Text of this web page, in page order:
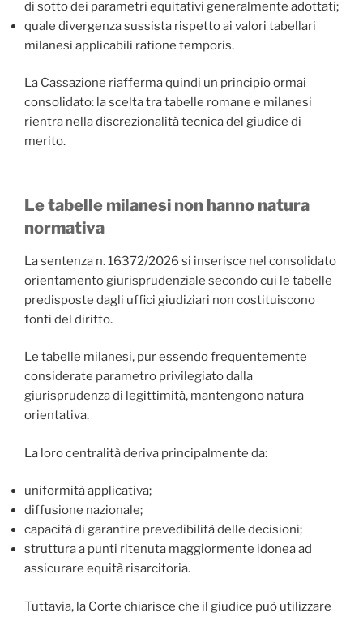
di sotto dei parametri equitativi generalmente adottati;
quale divergenza sussista rispetto ai valori tabellari
milanesi applicabili ratione temporis.
La Cassazione riafferma quindi un principio ormai
consolidato: la scelta tra tabelle romane e milanesi
rientra nella discrezionalità tecnica del giudice di
merito.
Le tabelle milanesi non hanno natura
normativa
La sentenza n. 16372/2026 si inserisce nel consolidato
orientamento giurisprudenziale secondo cui le tabelle
predisposte dagli uffici giudiziari non costituiscono
fonti del diritto.
Le tabelle milanesi, pur essendo frequentemente
considerate parametro privilegiato dalla
giurisprudenza di legittimità, mantengono natura
orientativa.
La loro centralità deriva principalmente da:
uniformità applicativa;
diffusione nazionale;
capacità di garantire prevedibilità delle decisioni;
struttura a punti ritenuta maggiormente idonea ad
assicurare equità risarcitoria.
Tuttavia, la Corte chiarisce che il giudice può utilizzare